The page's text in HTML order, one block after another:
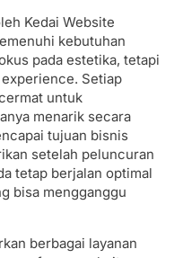
Kedai Website
kebutuhan
pada estetika, tetapi
Setiap
untuk
menarik secara
tujuan bisnis
setelah peluncuran
tetap berjalan optimal
bisa mengganggu
berbagai layanan